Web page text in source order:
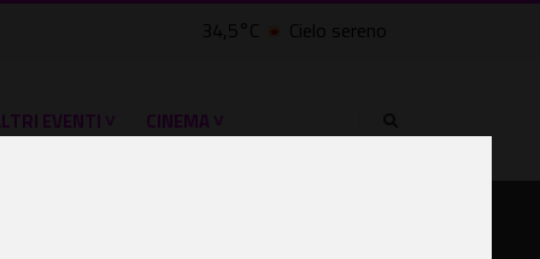
34,5°C Cielo sereno
EVENTI ˅ CINEMA ˅